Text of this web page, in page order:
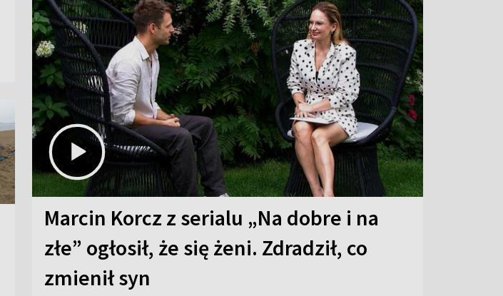
Marcin Korcz z serialu „Na dobre i na
złe” ogłosił, że się żeni. Zdradził, co
zmienił syn